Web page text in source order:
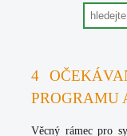
4
PROGRAMU
Věcný rámec pro